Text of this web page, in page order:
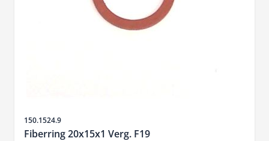
Artikelnr.
150.1524.9
Fiberring 20x15x1 Verg. F19